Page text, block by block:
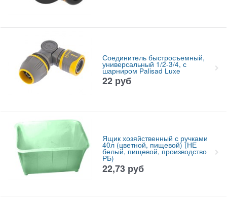
Соединитель быстросъемный,
универсальный 1/2-3/4, с
шарниром Palisad Luxe
22 руб
Ящик хозяйственный с ручками
40л (цветной, пищевой) (НЕ
белый, пищевой, производство
РБ)
22,73 руб